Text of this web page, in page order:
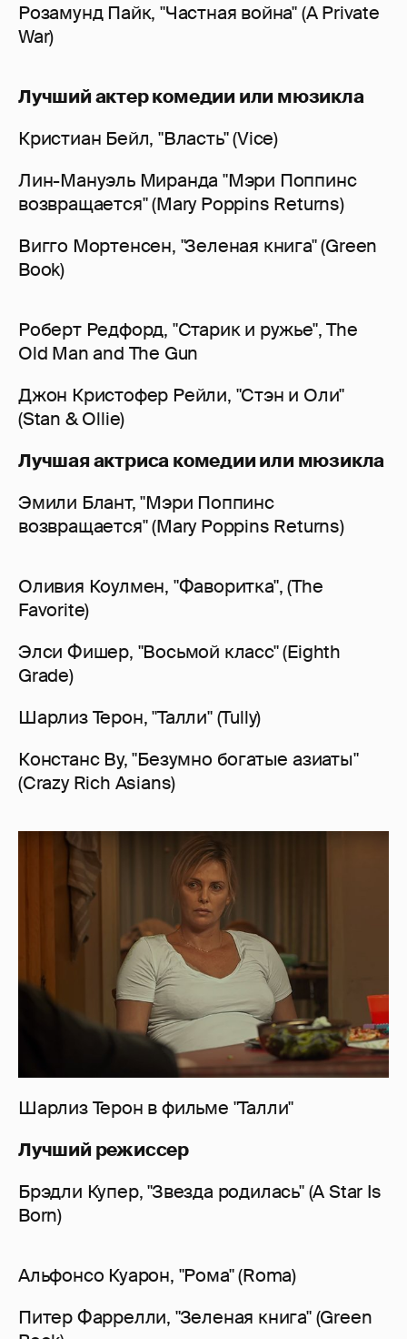
Розамунд Пайк, "Частная война" (A Private
War)
Лучший актер комедии или мюзикла
Кристиан Бейл, "Власть" (Vice)
Лин-Мануэль Миранда "Мэри Поппинс
возвращается" (Mary Poppins Returns)
Вигго Мортенсен, "Зеленая книга" (Green
Book)
Роберт Редфорд, "Старик и ружье", The
Old Man and The Gun
Джон Кристофер Рейли, "Стэн и Оли"
(Stan & Ollie)
Лучшая актриса комедии или мюзикла
Эмили Блант, "Мэри Поппинс
возвращается" (Mary Poppins Returns)
Оливия Коулмен, "Фаворитка", (The
Favorite)
Элси Фишер, "Восьмой класс" (Eighth
Grade)
Шарлиз Терон, "Талли" (Tully)
Констанс Ву, "Безумно богатые азиаты"
(Crazy Rich Asians)
Шарлиз Терон в фильме "Талли"
Лучший режиссер
Брэдли Купер, "Звезда родилась" (A Star Is
Born)
Альфонсо Куарон, "Рома" (Roma)
Питер Фаррелли, "Зеленая книга" (Green